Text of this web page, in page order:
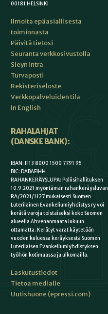
00181 HELSINKI
Ilmoita epäasiallisesta
toiminnasta
Päivitä tietosi
Seuranta verkkosivustolla
Sleyn intra
Turvaposti
Rekisteriseloste
Verkkopalveluiden tila
In English
RAHALAHJAT
(DANSKE BANK):
IBAN: FI13 8000 1500 7791 95
BIC: DABAFIHH
RAHANKERÄYSLUPA: Poliisihallituksen
10.9.2021 myöntämän rahankeräysluvan
RA/2021/1127 mukaisesti Suomen
Luterilainen Evankeliumiyhdistys ry voi
kerätä varoja toistaiseksi koko Suomen
alueella Ahvenanmaata lukuun
ottamatta. Kerätyt varat käytetään
vuoden kuluessa keräyksestä Suomen
Luterilaisen Evankeliumiyhdistyksen
työhön kotimaassa ja ulkomailla.
Laskutustiedot
Tietoa medialle
Uutishuone (epressi.com)